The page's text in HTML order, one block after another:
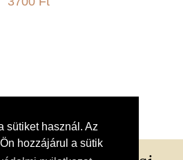
sütiket használ. Az
hozzájárul a sütik